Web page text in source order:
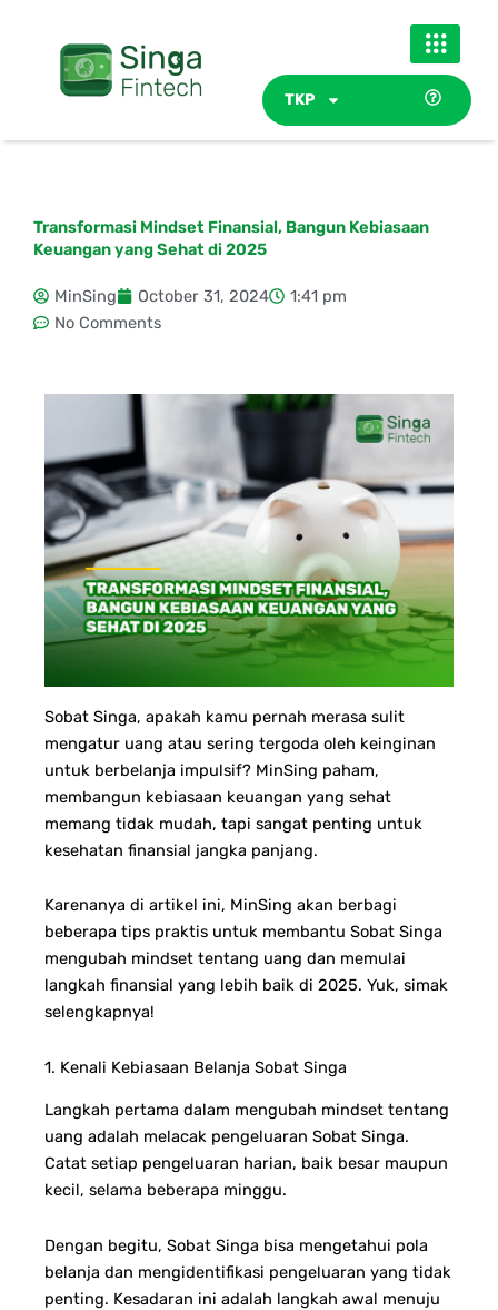
TKP
Transformasi Mindset Finansial, Bangun Kebiasaan
Keuangan yang Sehat di 2025
MinSing October 31, 2024
1:41 pm
No Comments
Sobat Singa, apakah kamu pernah merasa sulit
mengatur uang atau sering tergoda oleh keinginan
untuk berbelanja impulsif? MinSing paham,
membangun kebiasaan keuangan yang sehat
memang tidak mudah, tapi sangat penting untuk
kesehatan finansial jangka panjang.
Karenanya di artikel ini, MinSing akan berbagi
beberapa tips praktis untuk membantu Sobat Singa
mengubah mindset tentang uang dan memulai
langkah finansial yang lebih baik di 2025. Yuk, simak
selengkapnya!
1. Kenali Kebiasaan Belanja Sobat Singa
Langkah pertama dalam mengubah mindset tentang
uang adalah melacak pengeluaran Sobat Singa.
Catat setiap pengeluaran harian, baik besar maupun
kecil, selama beberapa minggu.
Dengan begitu, Sobat Singa bisa mengetahui pola
belanja dan mengidentifikasi pengeluaran yang tidak
penting. Kesadaran ini adalah langkah awal menuju